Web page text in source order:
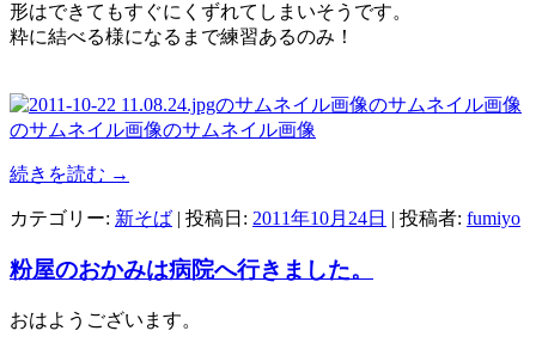
形はできてもすぐにくずれてしまいそうです。
粋に結べる様になるまで練習あるのみ！
続きを読む →
カテゴリー: 新そば | 投稿日: 2011年10月24日 | 投稿者: fumiyo
粉屋のおかみは病院へ行きました。
おはようございます。